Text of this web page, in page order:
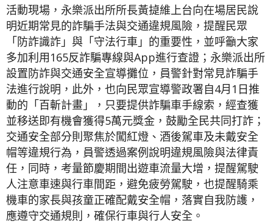
活動現場，永樂派出所所長黃㨗維上台向在場居民說
明近期常見的詐騙手法與交通違規風險，提醒民眾
「防詐識詐」與「守法行車」的重要性，並呼籲大家
多加利用165反詐騙專線與App進行查證；永樂派出所
設置防詐與交通安全宣導攤位，員警針對常見詐騙手
法進行說明，此外，也向民眾宣導警政署自4月1日推
動的「百斬計畫」，只要提供詐騙車手線索，經查獲
並移送即有機會獲得5萬元獎金，鼓勵全民共同打詐；
交通安全部分則聚焦於闖紅燈、酒後駕車及未戴安全
帽等違規行為，員警透過案例說明違規風險與法律責
任，同時，考量節慶期間出遊車流量大增，提醒駕駛
人注意車速與行車間距，避免疲勞駕駛，也提醒騎乘
機車的家長與孩童正確配戴安全帽，落實自我防護，
應遵守交通規則，確保行車與行人安全。